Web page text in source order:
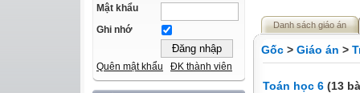
Mật khẩu
Ghi nhớ
Quên mật khẩu ĐK thành viên
Danh sách giáo án
Gốc > Giáo án >
Toán học 6 (13